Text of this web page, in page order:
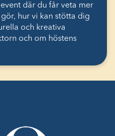
där du får veta mer
hur vi kan stötta dig
och kreativa
och om höstens